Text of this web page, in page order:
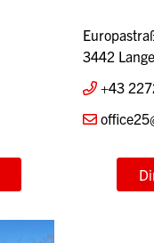
3442
+43